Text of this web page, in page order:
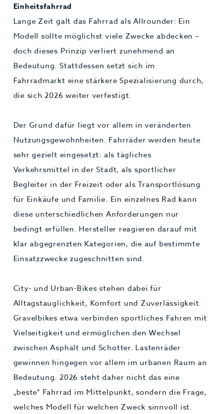
Einheitsfahrrad
Lange Zeit galt das Fahrrad als Allrounder: Ein
Modell sollte möglichst viele Zwecke abdecken –
doch dieses Prinzip verliert zunehmend an
Bedeutung. Stattdessen setzt sich im
Fahrradmarkt eine stärkere Spezialisierung durch,
die sich 2026 weiter verfestigt.
Der Grund dafür liegt vor allem in veränderten
Nutzungsgewohnheiten. Fahrräder werden heute
sehr gezielt eingesetzt: als tägliches
Verkehrsmittel in der Stadt, als sportlicher
Begleiter in der Freizeit oder als Transportlösung
für Einkäufe und Familie. Ein einzelnes Rad kann
diese unterschiedlichen Anforderungen nur
bedingt erfüllen. Hersteller reagieren darauf mit
klar abgegrenzten Kategorien, die auf bestimmte
Einsatzzwecke zugeschnitten sind.
City- und Urban-Bikes stehen dabei für
Alltagstauglichkeit, Komfort und Zuverlässigkeit.
Gravelbikes etwa verbinden sportliches Fahren mit
Vielseitigkeit und ermöglichen den Wechsel
zwischen Asphalt und Schotter. Lastenräder
gewinnen hingegen vor allem im urbanen Raum an
Bedeutung. 2026 steht daher nicht das eine
„beste“ Fahrrad im Mittelpunkt, sondern die Frage,
welches Modell für welchen Zweck sinnvoll ist.